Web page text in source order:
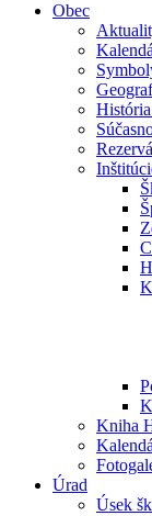
Obec
Kniha
Úrad
Úsek